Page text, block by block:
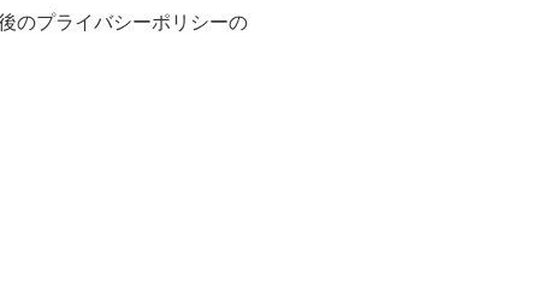
のプライバシーポリシーの